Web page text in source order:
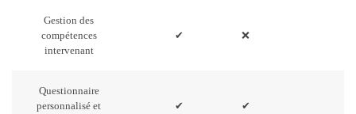
Gestion des
compétences
intervenant
✔ ❌
Questionnaire
personnalisé et
✔ ✔